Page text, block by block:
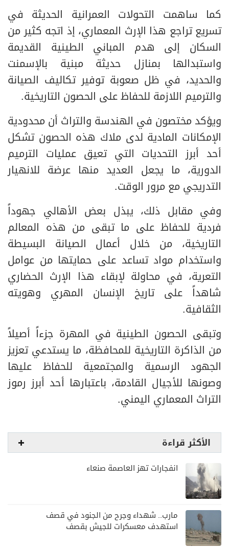
كما ساهمت التحولات العمرانية الحديثة في
تسريع تراجع هذا الإرث المعماري، إذ اتجه كثير من
السكان إلى هدم المباني الطينية القديمة
واستبدالها بمنازل حديثة مبنية بالإسمنت
والحديد، في ظل صعوبة توفير تكاليف الصيانة
والترميم اللازمة للحفاظ على الحصون التاريخية.
ويؤكد مختصون في الهندسة والتراث أن محدودية
الإمكانات المادية لدى ملاك هذه الحصون تشكل
أحد أبرز التحديات التي تعيق عمليات الترميم
الدورية، ما يجعل العديد منها عرضة للانهيار
التدريجي مع مرور الوقت.
وفي مقابل ذلك، يبذل بعض الأهالي جهوداً
فردية للحفاظ على ما تبقى من هذه المعالم
التاريخية، من خلال أعمال الصيانة البسيطة
واستخدام مواد تساعد على حمايتها من عوامل
التعرية، في محاولة لإبقاء هذا الإرث الحضاري
شاهداً على تاريخ الإنسان المهري وهويته
الثقافية.
وتبقى الحصون الطينية في المهرة جزءاً أصيلاً
من الذاكرة التاريخية للمحافظة، ما يستدعي تعزيز
الجهود الرسمية والمجتمعية للحفاظ عليها
وصونها للأجيال القادمة، باعتبارها أحد أبرز رموز
التراث المعماري اليمني.
الأكثر قراءة
انفجارات تهز العاصمة صنعاء
مارب.. شهداء وجرح من الجنود في قصف
استهدف معسكرات للجيش بقصف